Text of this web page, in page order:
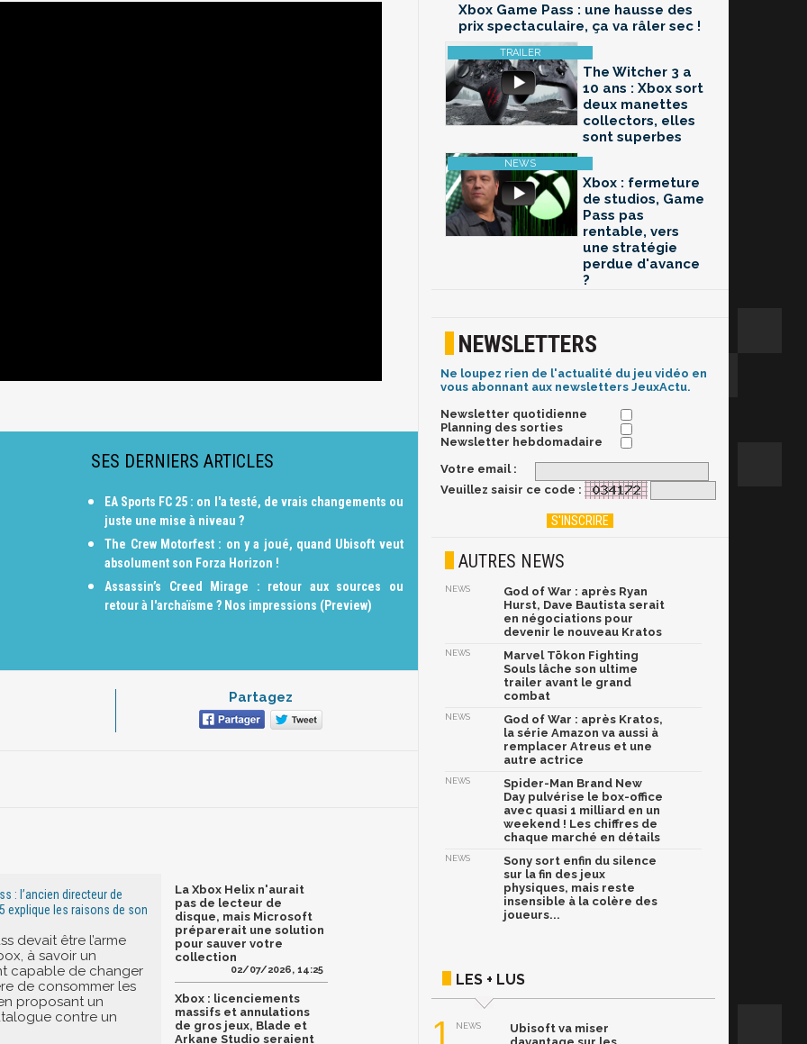
SES DERNIERS ARTICLES
EA Sports FC 25 : on l'a testé, de vrais changements ou
juste une mise à niveau ?
The Crew Motorfest : on y a joué, quand Ubisoft veut
absolument son Forza Horizon !
Assassin’s Creed Mirage : retour aux sources ou
retour à l'archaïsme ? Nos impressions (Preview)
Partagez
: l’ancien directeur de
explique les raisons de son
devait être l’arme
à savoir un
capable de changer
de consommer les
proposant un
contre un
La Xbox Helix n'aurait
pas de lecteur de
disque, mais Microsoft
préparerait une solution
pour sauver votre
collection
02/07/2026, 14:25
Xbox : licenciements
massifs et annulations
de gros jeux, Blade et
Arkane Studio seraient
Xbox Game Pass : une hausse des
prix spectaculaire, ça va râler sec !
The Witcher 3 a
10 ans : Xbox sort
deux manettes
collectors, elles
sont superbes
Xbox : fermeture
de studios, Game
Pass pas
rentable, vers
une stratégie
perdue d'avance
?
NEWSLETTERS
Ne loupez rien de l'actualité du jeu vidéo en
vous abonnant aux newsletters JeuxActu.
Newsletter quotidienne
Planning des sorties
Newsletter hebdomadaire
Votre email :
Veuillez saisir ce code :
AUTRES NEWS
NEWS
God of War : après Ryan
Hurst, Dave Bautista serait
en négociations pour
devenir le nouveau Kratos
NEWS
Marvel Tōkon Fighting
Souls lâche son ultime
trailer avant le grand
combat
NEWS
God of War : après Kratos,
la série Amazon va aussi à
remplacer Atreus et une
autre actrice
NEWS
Spider-Man Brand New
Day pulvérise le box-office
avec quasi 1 milliard en un
weekend ! Les chiffres de
chaque marché en détails
NEWS
Sony sort enfin du silence
sur la fin des jeux
physiques, mais reste
insensible à la colère des
joueurs...
LES + LUS
1 NEWS
Ubisoft va miser